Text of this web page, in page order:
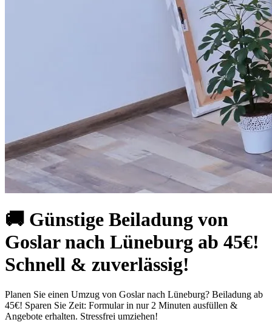
🚚 Günstige Beiladung von
Goslar nach Lüneburg ab 45€!
Schnell & zuverlässig!
Planen Sie einen Umzug von Goslar nach Lüneburg? Beiladung ab
45€! Sparen Sie Zeit: Formular in nur 2 Minuten ausfüllen &
Angebote erhalten. Stressfrei umziehen!